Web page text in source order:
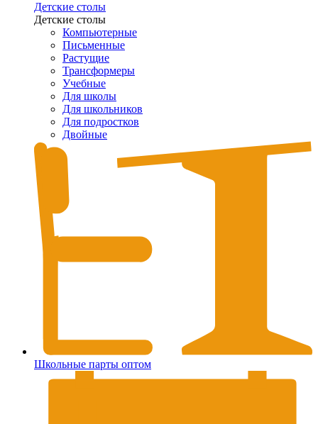
Детские столы
Детские столы
Компьютерные
Письменные
Растущие
Трансформеры
Учебные
Для школы
Для школьников
Для подростков
Двойные
Школьные парты оптом